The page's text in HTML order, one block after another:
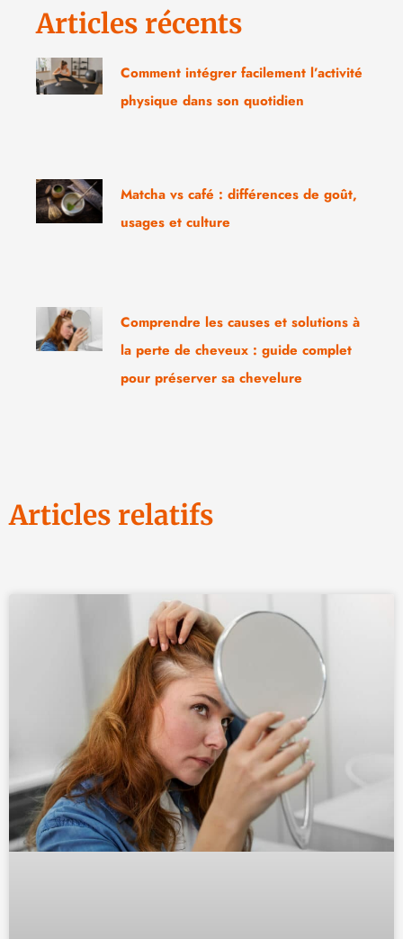
Articles récents
Comment intégrer facilement l’activité
physique dans son quotidien
Matcha vs café : différences de goût,
usages et culture
Comprendre les causes et solutions à
la perte de cheveux : guide complet
pour préserver sa chevelure
Articles relatifs